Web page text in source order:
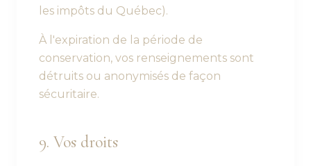
les impôts du Québec).
À l'expiration de la période de
conservation, vos renseignements sont
détruits ou anonymisés de façon
sécuritaire.
9. Vos droits